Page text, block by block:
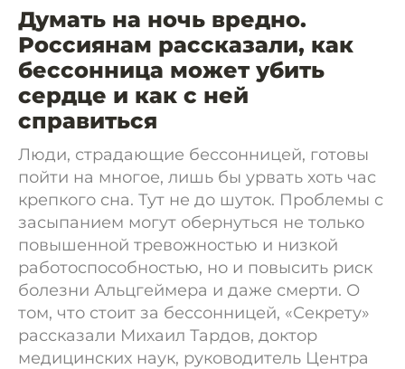
Думать на ночь вредно.
Россиянам рассказали, как
бессонница может убить
сердце и как с ней
справиться
Люди, страдающие бессонницей, готовы
пойти на многое, лишь бы урвать хоть час
крепкого сна. Тут не до шуток. Проблемы с
засыпанием могут обернуться не только
повышенной тревожностью и низкой
работоспособностью, но и повысить риск
болезни Альцгеймера и даже смерти. О
том, что стоит за бессонницей, «Секрету»
рассказали Михаил Тардов, доктор
медицинских наук, руководитель Центра